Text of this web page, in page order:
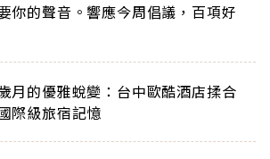
你的聲音。響應今周倡議，百項好
月的優雅蛻變：台中歐酷酒店揉合
際級旅宿記憶